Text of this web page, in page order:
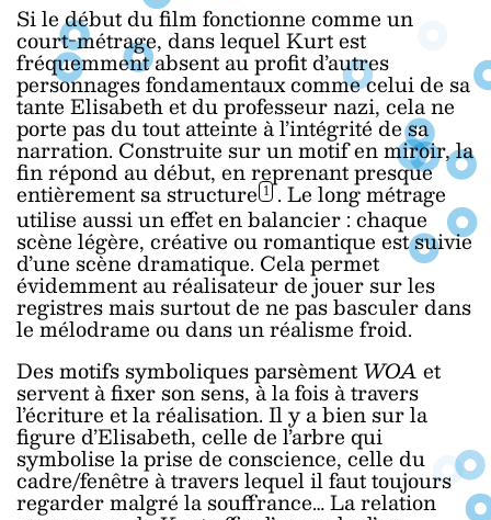
Si le début du film fonctionne comme un
court-métrage, dans lequel Kurt est
fréquemment absent au profit d’autres
personnages fondamentaux comme celui de sa
tante Elisabeth et du professeur nazi, cela ne
porte pas du tout atteinte à l’intégrité de sa
narration. Construite sur un motif en miroir, la
fin répond au début, en reprenant presque
entièrement sa structure 1. Le long métrage
utilise aussi un effet en balancier : chaque
scène légère, créative ou romantique est suivie
d’une scène dramatique. Cela permet
évidemment au réalisateur de jouer sur les
registres mais surtout de ne pas basculer dans
le mélodrame ou dans un réalisme froid.
Des motifs symboliques parsèmentWOAet
servent à fixer son sens, à la fois à travers
l’écriture et la réalisation. Il y a bien sur la
figure d’Elisabeth, celle de l’arbre qui
symbolise la prise de conscience, celle du
cadre/fenêtre à travers lequel il faut toujours
regarder malgré la souffrance… La relation